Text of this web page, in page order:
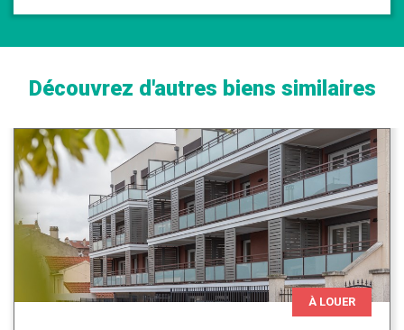
Découvrez d'autres biens similaires
À LOUER